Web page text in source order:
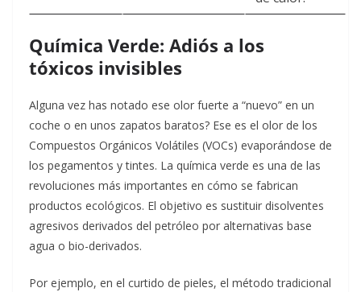
Química Verde: Adiós a los
tóxicos invisibles
Alguna vez has notado ese olor fuerte a “nuevo” en un
coche o en unos zapatos baratos? Ese es el olor de los
Compuestos Orgánicos Volátiles (VOCs) evaporándose de
los pegamentos y tintes. La química verde es una de las
revoluciones más importantes en cómo se fabrican
productos ecológicos. El objetivo es sustituir disolventes
agresivos derivados del petróleo por alternativas base
agua o bio-derivados.
Por ejemplo, en el curtido de pieles, el método tradicional